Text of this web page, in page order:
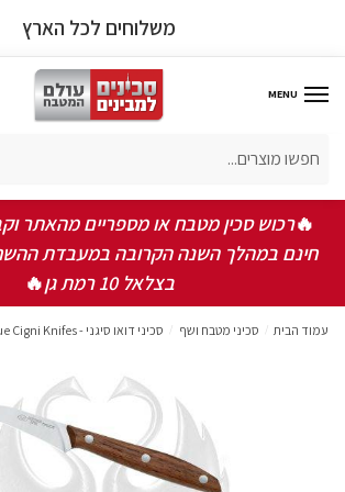
משלוחים לכל הארץ
MENU
🔥רכוש סכין מטבח או מספריים מהאתר
חינם במהלך השנה הקרובה במעבדת
בצלאל 10 רמת גן
🔥
עמוד הבית סכיני מטבח ושף סכיני דואו סיגני - Due Cigni Knifes
אני מאשר/ת שקראתי ואני מסכים/ה
השימוש ומדיניות הפרטיות
שלחו